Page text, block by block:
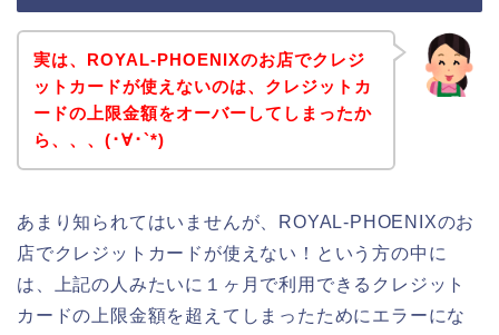
実は、ROYAL-PHOENIXのお店でクレジ
ットカードが使えないのは、クレジットカ
ードの上限金額をオーバーしてしまったか
ら、、、(･∀･`*)
あまり知られてはいませんが、ROYAL-PHOENIXのお
店でクレジットカードが使えない！という方の中に
は、上記の人みたいに１ヶ月で利用できるクレジット
カードの上限金額を超えてしまったためにエラーにな